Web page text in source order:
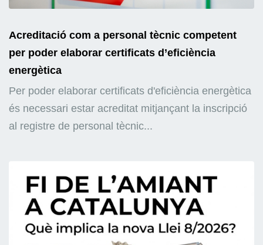
Acreditació com a personal tècnic competent
per poder elaborar certificats d’eficiència
energètica
Per poder elaborar certificats d'eficiència energètica
és necessari estar acreditat mitjançant la inscripció
al registre de personal tècnic...